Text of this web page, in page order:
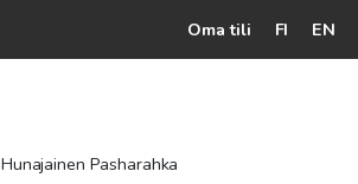
Oma tili FI EN
Hunajainen Pasharahka